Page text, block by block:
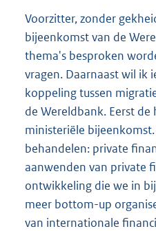
Voorzitter, zonder
bijeenkomst van de
thema's besproken
vragen. Daarnaast wil ik
koppeling tussen
de Wereldbank. Eerst
ministeriële
behandelen: private
aanwenden van private
ontwikkeling die we in
meer bottom-up
van internationale